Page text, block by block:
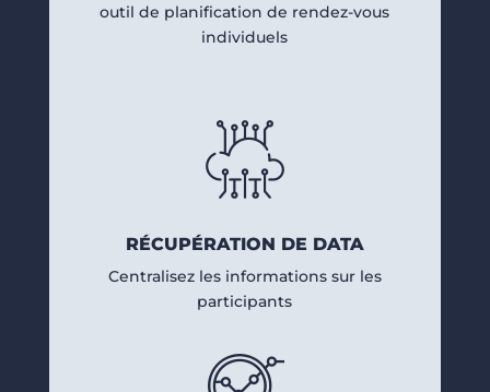
outil de planification de rendez-vous
individuels
RÉCUPÉRATION DE DATA
Centralisez les informations sur les
participants